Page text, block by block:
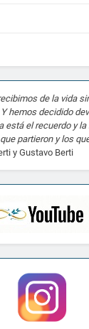
de la vida
hemos decidido
está el recuerdo y
partieron y los
y Gustavo Berti